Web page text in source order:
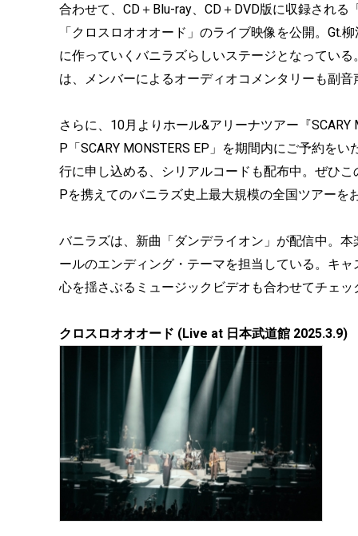
合わせて、CD＋Blu-ray、CD＋DVD版に収録される
「クロスロオオオード」のライブ映像を公開。Gt.
に作っていくバニラズらしいステージとなってい
は、メンバーによるオーディオコメンタリーも副
さらに、10月よりホール&アリーナツアー『
P「SCARY MONSTERS EP」を期間内にご予約を
行に申し込める、シリアルコードも配布中。ぜひ
Pを携えてのバニラズ史上最大規模の全国ツアーを
バニラズは、新曲「ダンデライオン」が配信中。本
ールのエンディング・テーマを担当している。キ
心を揺さぶるミュージックビデオも合わせてチェッ
クロスロオオオード (Live at 日本武道館 2025.3.9)